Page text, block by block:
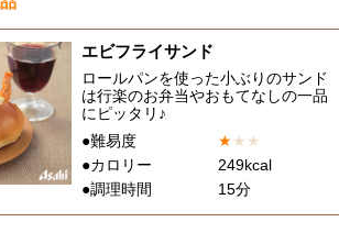
エビフライサンド
ロールパンを使った小ぶりのサンド
は行楽のお弁当やおもてなしの一品
にピッタリ♪
●難易度
★★ ★
●カロリー
249kcal
●調理時間
15分